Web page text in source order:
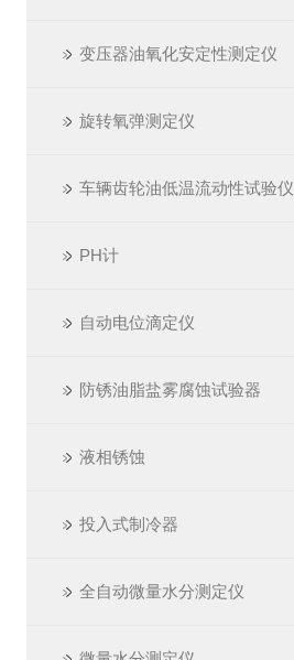
变压器油氧化安定性测定仪
旋转氧弹测定仪
车辆齿轮油低温流动性试验仪
PH计
自动电位滴定仪
防锈油脂盐雾腐蚀试验器
液相锈蚀
投入式制冷器
全自动微量水分测定仪